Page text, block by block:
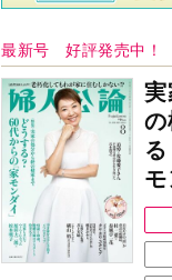
ＡＩで始める遺言を書
く前の準備セミナー開
催